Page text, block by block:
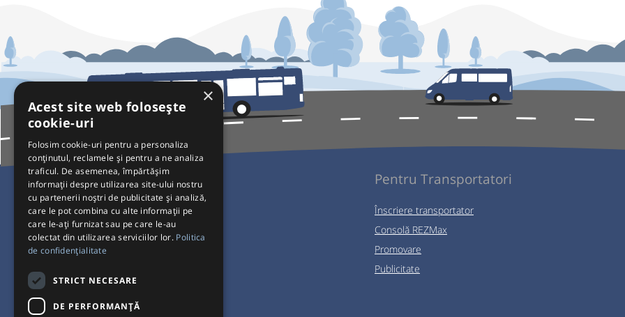
Pentru Călători
Curse autobuz
Plecări/Sosiri
Setări de cookie-uri
Pentru Transportatori
Înscriere transportator
Consolă REZMax
Promovare
Publicitate
×
Acest site web folosește
cookie-uri
Folosim cookie-uri pentru a personaliza
conținutul, reclamele și pentru a ne analiza
traficul. De asemenea, împărtășim
informații despre utilizarea site-ului nostru
cu partenerii noștri de publicitate și analiză,
care le pot combina cu alte informații pe
care le-ați furnizat sau pe care le-au
colectat din utilizarea serviciilor lor. Politica
de confidențialitate
STRICT NECESARE
DE PERFORMANȚĂ